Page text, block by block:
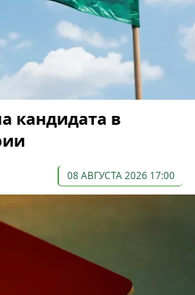
кандидата в
08 АВГУСТА 2026 17:00